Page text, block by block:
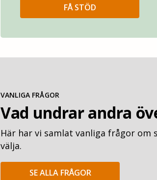
FÅ STÖD
VANLIGA FRÅGOR
Vad undrar andra
Här har vi samlat vanliga frågor
välja.
SE ALLA FRÅGOR